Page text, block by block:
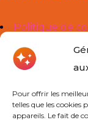
Pour offrir les
telles que les cookies
appareils. Le fait de
Politique de
Mentions
À propos de